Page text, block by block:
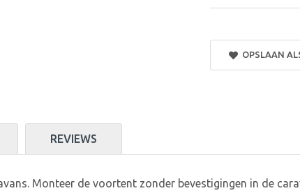
OPSLAAN
REVIEWS
Monteer de voortent zonder bevestigingen in de